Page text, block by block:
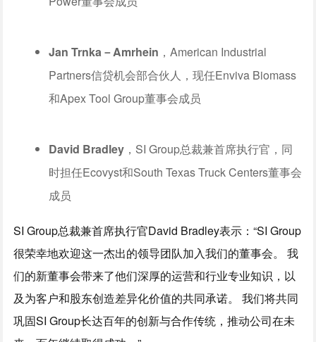
Jan Trnka－Amrhein ，American Industrial
Partners信贷机会部合伙人，现任Enviva Biomass
和Apex Tool Group董事会成员
David Bradley ，SI Group总裁兼首席执行官，同
时担任Ecovyst和South Texas Truck Centers董事会
成员
SI Group总裁兼首席执行官David Bradley表示：“SI Group
很荣幸地欢迎这一杰出的领导团队加入我们的董事会。 我
们的新董事会带来了他们深厚的运营和行业专业知识，以
及为客户和股东创造差异化价值的共同承诺。 我们将共同
巩固SI Group长达百年的创新与合作传统，推动公司在未